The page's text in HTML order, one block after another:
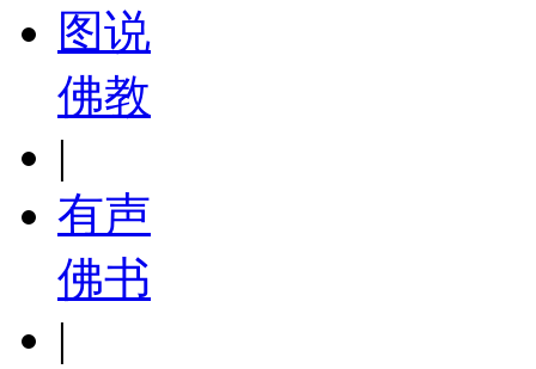
图说
佛教
|
有声
佛书
|